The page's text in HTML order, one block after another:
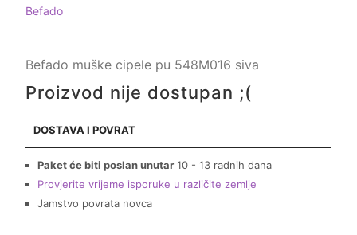
Befado
Befado muške cipele pu 548M016 siva
Proizvod nije dostupan ;(
DOSTAVA I POVRAT
Paket će biti poslan unutar 10 - 13 radnih dana
Provjerite vrijeme isporuke u različite zemlje
Jamstvo povrata novca